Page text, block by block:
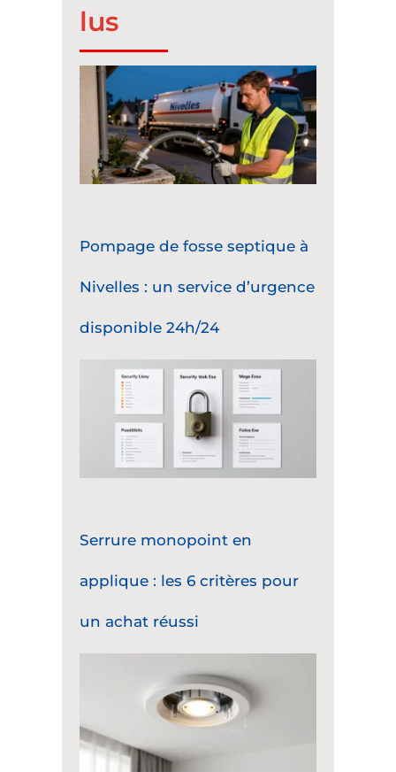
lus
Pompage de fosse septique à
Nivelles : un service d’urgence
disponible 24h/24
Serrure monopoint en
applique : les 6 critères pour
un achat réussi